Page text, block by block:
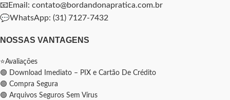
📧Email: contato@bordandonapratica.com.br
💬WhatsApp: (31) 7127-7432
NOSSAS VANTAGENS
⭐Avaliações
🟢 Download Imediato – PIX e Cartão De Crédito
🟢 Compra Segura
🟢 Arquivos Seguros Sem Vírus